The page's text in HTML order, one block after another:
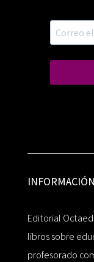
INFORMACIÓN
Editorial
libros sobre
profesorado